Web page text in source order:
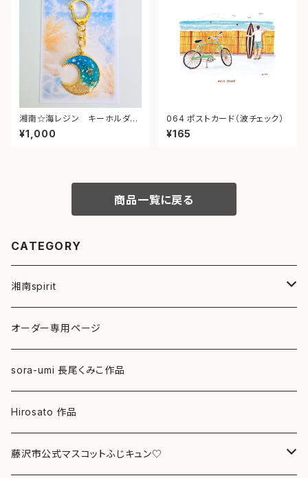
湘南☆海レジン キーホルダー
（月型）③
¥1,000
064 ポストカード（波チェック）
¥165
商品一覧に戻る
CATEGORY
湘南spirit
ポストカード
グリーティングカード
クリアファイル
マグカップ
オーダー専用ページ
sora-umi 長尾くみこ作品
Hirosato 作品
藤沢市公式マスコットふじキュン♡